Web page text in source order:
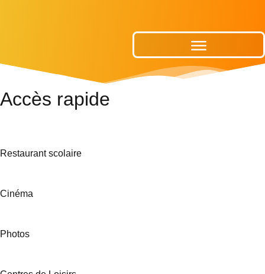
Accès rapide
Restaurant scolaire
Cinéma
Photos